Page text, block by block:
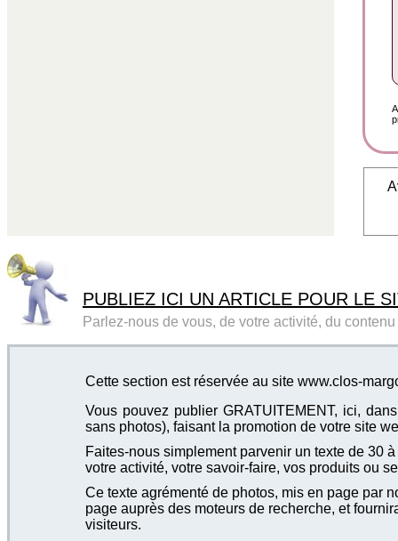
PUBLIEZ ICI UN ARTICLE POUR LE
Parlez-nous de vous, de votre activité, du
Cette section est réservée au site www.clos-
Vous pouvez publier GRATUITEMENT, ici,
sans photos), faisant la promotion de votre site
Faites-nous simplement parvenir un texte de 30
votre activité, votre savoir-faire, vos produits ou
Ce texte agrémenté de photos, mis en page par
page auprès des moteurs de recherche, et
visiteurs.